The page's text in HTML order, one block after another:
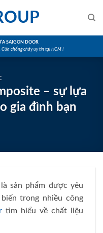
SAIGON DOOR
chống cháy uy tín tại HCM !
– sự lựa
gia đình bạn
là sản phẩm được yêu
trong nhiều công
tìm hiểu về chất liệu